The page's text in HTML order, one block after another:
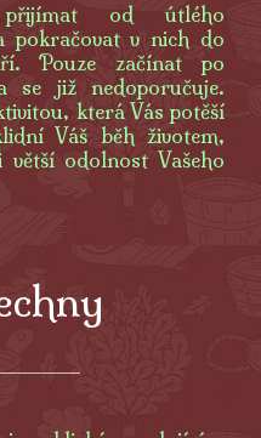
od útlého
pokračovat v nich do
Pouze začínat po
se již nedoporučuje.
která Vás potěší
Váš běh životem,
odolnost Vašeho